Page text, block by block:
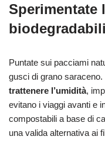
Sperimentate
biodegradabili
Puntate sui pacciami
gusci di grano
trattenere l’umidità,
evitano i viaggi avanti e
compostabili a base di
una valida alternativa ai